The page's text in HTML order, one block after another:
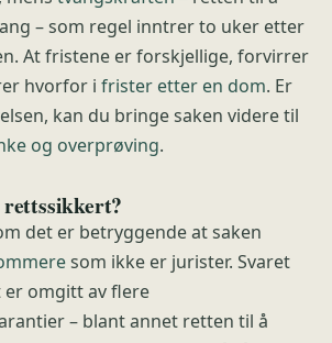
– som regel inntrer to uker etter
At fristene er forskjellige, forvirrer
hvorfor ifrister etter en dom. Er
kan du bringe saken videre til
og overprøving.
det er betryggende at saken
som ikke er jurister. Svaret
omgitt av flere
– blant annet retten til å